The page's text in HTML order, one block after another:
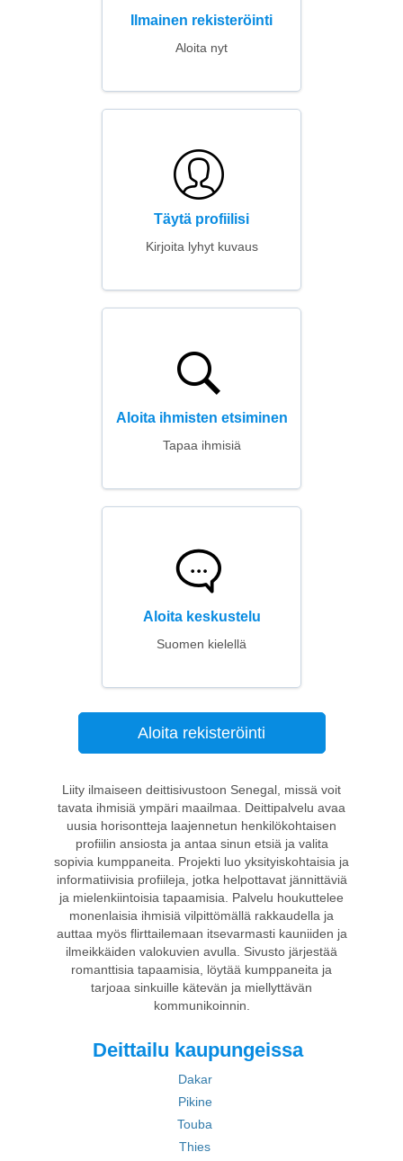
Ilmainen rekisteröinti
Aloita nyt
Täytä profiilisi
Kirjoita lyhyt kuvaus
Aloita ihmisten etsiminen
Tapaa ihmisiä
Aloita keskustelu
Suomen kielellä
Aloita rekisteröinti
Liity ilmaiseen deittisivustoon Senegal, missä voit
tavata ihmisiä ympäri maailmaa. Deittipalvelu avaa
uusia horisontteja laajennetun henkilökohtaisen
profiilin ansiosta ja antaa sinun etsiä ja valita
sopivia kumppaneita. Projekti luo yksityiskohtaisia ja
informatiivisia profiileja, jotka helpottavat jännittäviä
ja mielenkiintoisia tapaamisia. Palvelu houkuttelee
monenlaisia ihmisiä vilpittömällä rakkaudella ja
auttaa myös flirttailemaan itsevarmasti kauniiden ja
ilmeikkäiden valokuvien avulla. Sivusto järjestää
romanttisia tapaamisia, löytää kumppaneita ja
tarjoaa sinkuille kätevän ja miellyttävän
kommunikoinnin.
Deittailu kaupungeissa
Dakar
Pikine
Touba
Thies